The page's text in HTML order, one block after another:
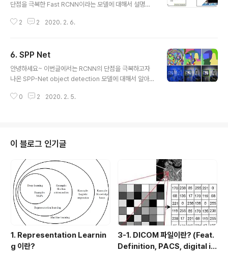
단점을 극복한 Fast RCNN이라는 모델에 대해서 설명할
CNN과 SPP-Net의 공통적인 학습방식은 아래와 같아요.
C 이미지 데이터셋에 finetuning 시킨다.②Fine tuning
을 마친 후, CNN의 softmax layer를 제거해주고 SVM
을 설치한다. Pascal VOC 데이터셋을 CNN의 뒷 부분에
마무리되었으면 bounding box regress..
2 2 2020. 2. 6.
6. SPP Net
안녕하세요~ 이번글에서는 RCNN의 단점을 극복하고자
나온 SPP-Net object detection 모델에 대해서 알아보
tive search를 통해 대략 2000개의 candidate boun
된답니다. 실시간 성능은 꿈에도 못 꾸겠죠.. 2) Distortio
n by warping RCNN은 candidate bounding box
내의 feature를 뽑아내기 위해 AlexNet을 이용한다고
했어요. 그래서 candidate boundi..
0 2 2020. 2. 5.
이 블로그 인기글
1. Representation Learnin
g 이란?
3-1. DICOM 파일이란? (Feat.
Definition, PACS, digital i